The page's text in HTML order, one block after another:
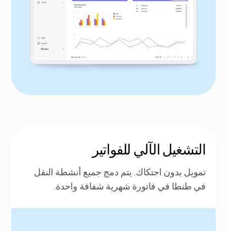
التشغيل الآلي للفواتير
تمويل بدون احتكاك. يتم دمج جميع أنشطة النقل
في طنطا في فاتورة شهرية شفافة واحدة.